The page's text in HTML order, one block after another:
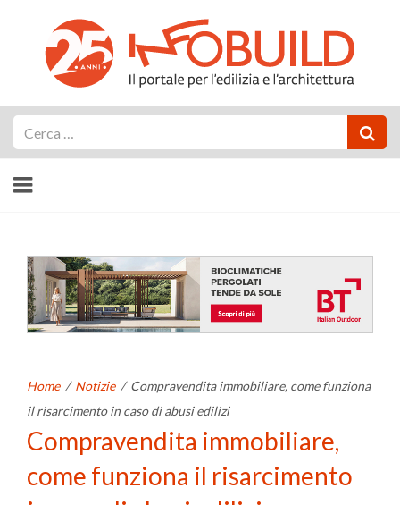
Home / Notizie / Compravendita immobiliare, come funziona
il risarcimento in caso di abusi edilizi
Compravendita immobiliare,
come funziona il risarcimento